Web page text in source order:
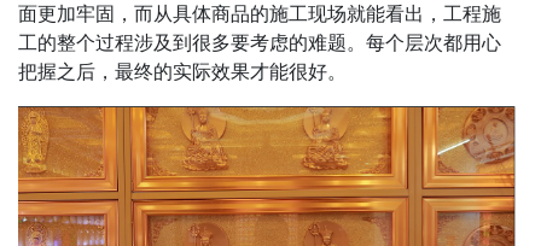
面更加牢固，而从具体商品的施工现场就能看出，工程施
工的整个过程涉及到很多要考虑的难题。每个层次都用心
把握之后，最终的实际效果才能很好。